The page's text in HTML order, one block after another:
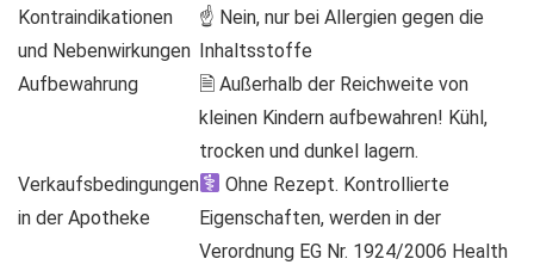
Kontraindikationen
und Nebenwirkungen
☝ Nein, nur bei Allergien gegen die
Inhaltsstoffe
Aufbewahrung
🗎 Außerhalb der Reichweite von
kleinen Kindern aufbewahren! Kühl,
trocken und dunkel lagern.
Verkaufsbedingungen
in der Apotheke
Ohne Rezept. Kontrollierte
Eigenschaften, werden in der
Verordnung EG Nr. 1924/2006 Health